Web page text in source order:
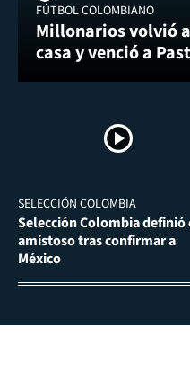
FÚTBOL COLOMBIANO
Millonarios volvió
casa y venció a
SELECCIÓN COLOMBIA
Selección Colombia
amistoso tras confirmar a
México